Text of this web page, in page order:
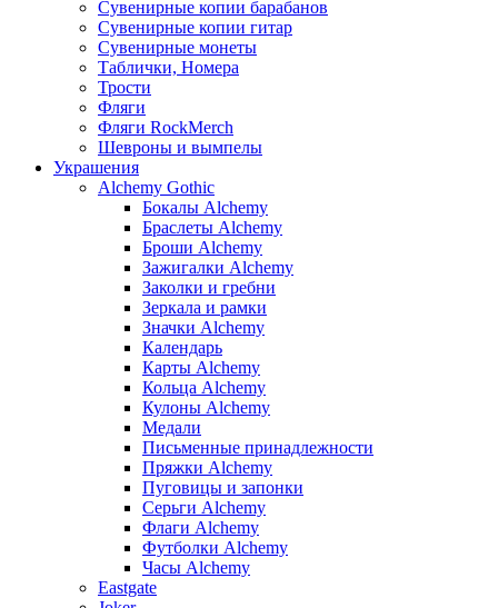
Сувенирные копии барабанов
Сувенирные копии гитар
Сувенирные монеты
Таблички, Номера
Трости
Фляги
Фляги RockMerch
Шевроны и вымпелы
Украшения
Alchemy Gothic
Бокалы Alchemy
Браслеты Alchemy
Броши Alchemy
Зажигалки Alchemy
Заколки и гребни
Зеркала и рамки
Значки Alchemy
Календарь
Карты Alchemy
Кольца Alchemy
Кулоны Alchemy
Медали
Письменные принадлежности
Пряжки Alchemy
Пуговицы и запонки
Серьги Alchemy
Флаги Alchemy
Футболки Alchemy
Часы Alchemy
Eastgate